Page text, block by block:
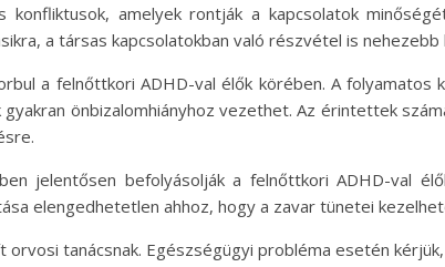
konfliktusok, amelyek rontják a kapcsolatok
a társas kapcsolatokban való részvétel is nehezebb
a felnőttkori ADHD-val élők körében. A
önbizalomhiányhoz vezethet. Az érintettek
jelentősen befolyásolják a felnőttkori ADHD-val
elengedhetetlen ahhoz, hogy a zavar tünetei
orvosi tanácsnak. Egészségügyi probléma esetén